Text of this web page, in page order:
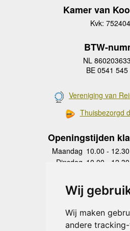
Wij
Wij maken
andere
Kamer van
Kvk:
BTW-
NL
BE 0541
Vereniging van
Thuisbezorgd
Openingstijden
Maandag 10.00 -
Dinsdag 10.00 -
Donderdag
10.00 -
Vrijdag 10.00 -
Zaterdag
Zondag